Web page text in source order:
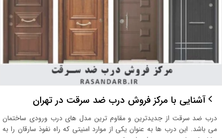
آشنایی با مرکز فروش درب ضد سرقت در تهران
درب ضد سرقت از جدیدترین و مقاوم ترین مدل های درب ورودی ساختمان
می باشد. این درب ها به عنوان یکی از موارد امنیتی که راه نفوذ سارقان را به